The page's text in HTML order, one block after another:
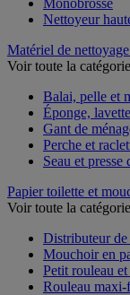
Nettoyeur
Matériel de
Voir toute la catégorie
Balai, pelle et
Éponge,
Gant de
Perche et
Seau et presse
Papier toilette et
Voir toute la catégorie
Distributeur
Mouchoir en
Petit rouleau
Rouleau maxi-